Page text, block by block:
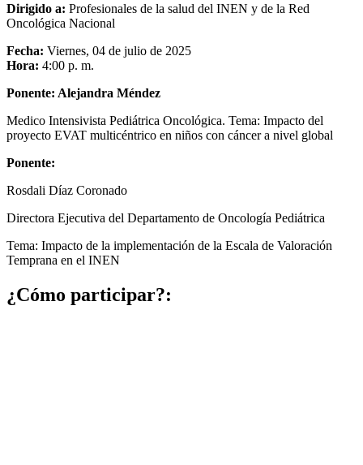
Dirigido a: Profesionales de la salud del INEN y de la Red
Oncológica Nacional
Fecha: Viernes, 04 de julio de 2025
Hora: 4:00 p. m.
Ponente: Alejandra Méndez
Medico Intensivista Pediátrica Oncológica. Tema: Impacto del
proyecto EVAT multicéntrico en niños con cáncer a nivel global
Ponente:
Rosdali Díaz Coronado
Directora Ejecutiva del Departamento de Oncología Pediátrica
Tema: Impacto de la implementación de la Escala de Valoración
Temprana en el INEN
¿Cómo participar?: